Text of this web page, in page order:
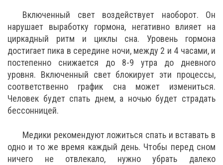
Включенный свет воздействует наоборот. Он
нарушает выработку гормона, негативно влияет на
циркадный ритм и циклы сна. Уровень гормона
достигает пика в середине ночи, между 2 и 4 часами, и
постепенно снижается до 8-9 утра до дневного
уровня. Включенный свет блокирует эти процессы,
соответственно график сна может измениться.
Человек будет спать днем, а ночью будет страдать
бессонницей.
Медики рекомендуют ложиться спать и вставать в
одно и то же время каждый день. Чтобы перед сном
ничего не отвлекало, нужно убрать далеко